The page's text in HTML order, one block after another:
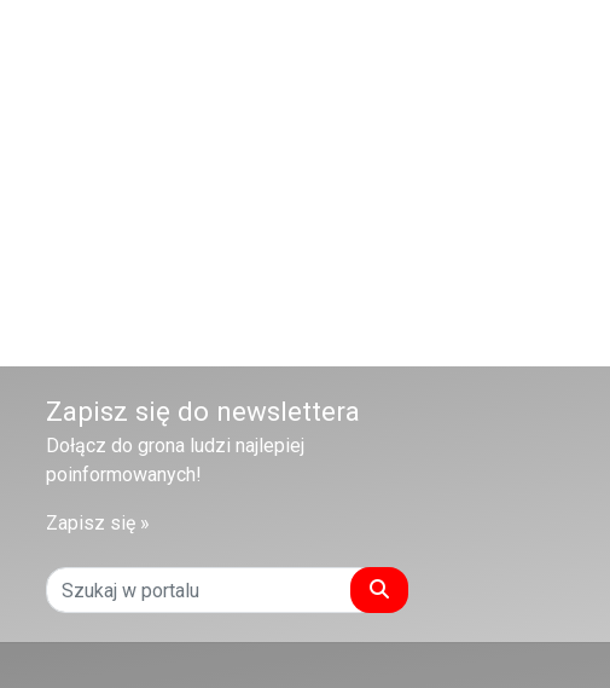
Zapisz się do newslettera
Dołącz do grona ludzi najlepiej
poinformowanych!
Zapisz się »
Szukaj